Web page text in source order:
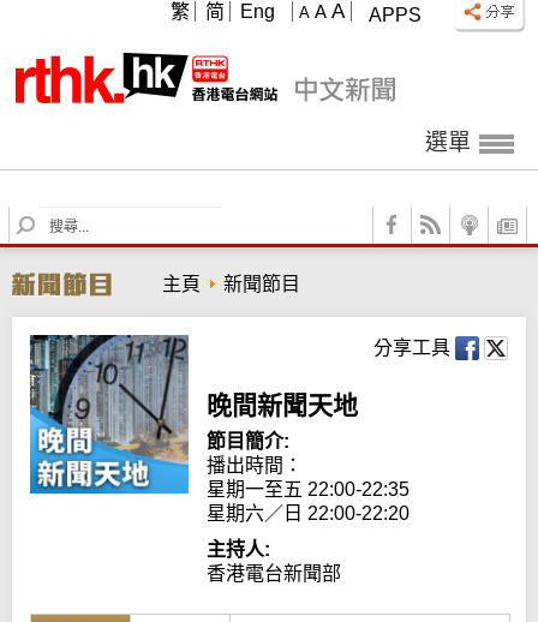
APPS
A A A
繁 简 Eng
選單
S
e
r
c
h
主頁 新聞節目
分享工具
晚間新聞天地
節目簡介:
播出時間：
星期一至五 22:00-22:35
星期六／日 22:00-22:20
主持人:
香港電台新聞部